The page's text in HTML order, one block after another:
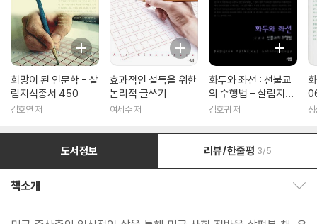
희망이 된 인문학 - 살
림지식총서 450
김호연 저
효과적인 설득을 위한
논리적 글쓰기
여세주 저
화두와 좌선 : 선불교
의 수행법 - 살림지식
총서 316
김호귀 저
도서정보 리뷰/한줄평 3/5
책소개